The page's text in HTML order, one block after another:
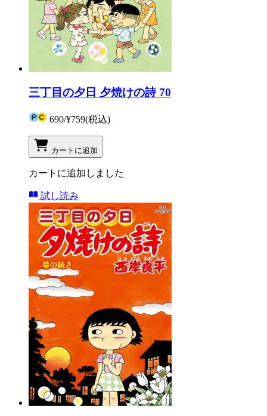
三丁目の夕日 夕焼けの詩 70
690/¥759(税込)
カートに追加
カートに追加しました
試し読み